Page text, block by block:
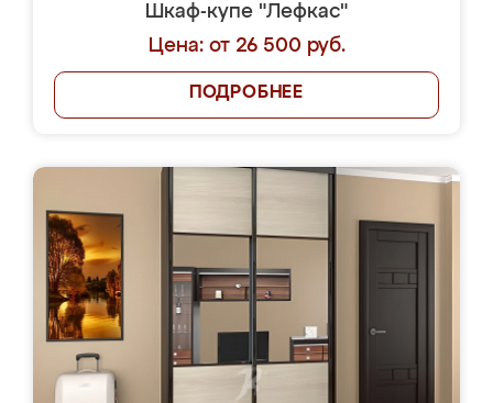
Шкаф-купе "Лефкас"
Цена: от 26 500 руб.
ПОДРОБНЕЕ